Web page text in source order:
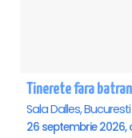
Sala Dalles, Bucuresti